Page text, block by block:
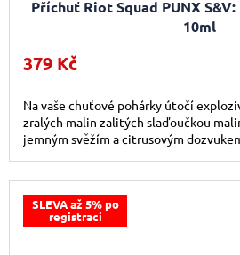
Příchuť Riot Squad PUNX
10ml
379 Kč
Na vaše chuťové pohárky útočí
zralých malin zalitých slaďoučkou
jemným svěžím a citrusovým
SLEVA až 5% po
registraci